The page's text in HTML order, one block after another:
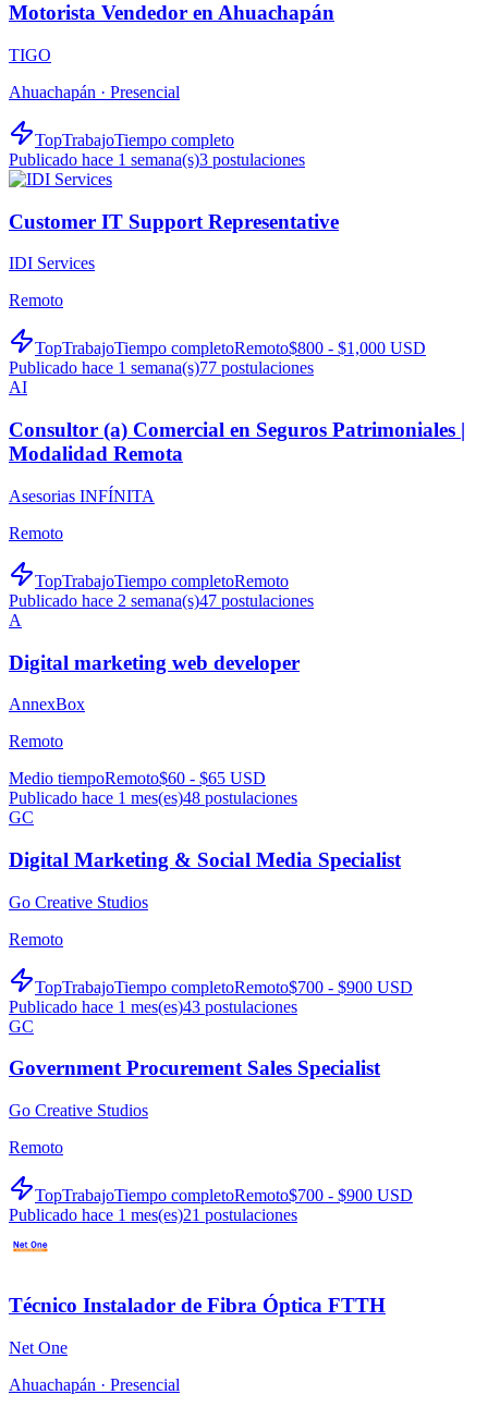
Motorista Vendedor en Ahuachapán
TIGO
Ahuachapán · Presencial
TopTrabajoTiempo completo
Publicado hace 1 semana(s)3 postulaciones
Customer IT Support Representative
IDI Services
Remoto
TopTrabajoTiempo completoRemoto$800 - $1,000 USD
Publicado hace 1 semana(s)77 postulaciones
AI
Consultor (a) Comercial en Seguros Patrimoniales |
Modalidad Remota
Asesorias INFÍNITA
Remoto
TopTrabajoTiempo completoRemoto
Publicado hace 2 semana(s)47 postulaciones
A
Digital marketing web developer
AnnexBox
Remoto
Medio tiempoRemoto$60 - $65 USD
Publicado hace 1 mes(es)48 postulaciones
GC
Digital Marketing & Social Media Specialist
Go Creative Studios
Remoto
TopTrabajoTiempo completoRemoto$700 - $900 USD
Publicado hace 1 mes(es)43 postulaciones
GC
Government Procurement Sales Specialist
Go Creative Studios
Remoto
TopTrabajoTiempo completoRemoto$700 - $900 USD
Publicado hace 1 mes(es)21 postulaciones
Técnico Instalador de Fibra Óptica FTTH
Net One
Ahuachapán · Presencial